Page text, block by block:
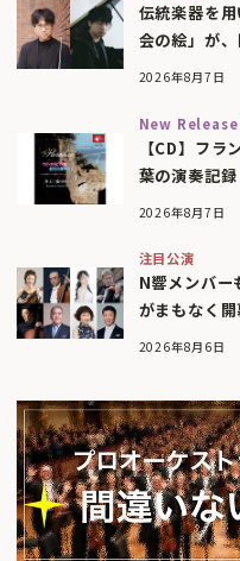
伝統楽器を
会の絵」が
2026年8月7日
New
【CD】フ
葉の演奏記録
2026年8月7日
注目公演
N響メンバー
がまもなく開
2026年8月6日